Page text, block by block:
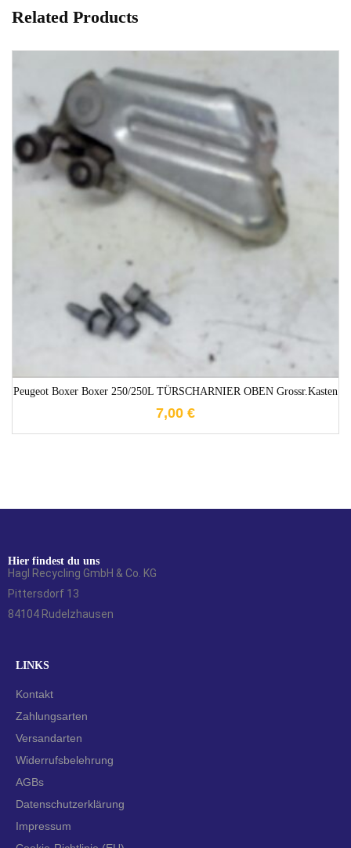
Related Products
Peugeot Boxer Boxer 250/250L TÜRSCHARNIER OBEN Grossr.Kasten
7,00 €
1-3 Werktage
Hier findest du uns
Hagl Recycling GmbH & Co. KG
Pittersdorf 13
84104 Rudelzhausen
LINKS
Kontakt
Zahlungsarten
Versandarten
Widerrufsbelehrung
AGBs
Datenschutzerklärung
Impressum